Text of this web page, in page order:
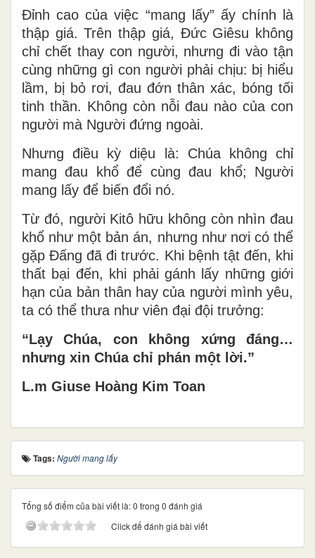
Đỉnh cao của việc “mang lấy” ấy chính là
thập giá. Trên thập giá, Đức Giêsu không
chỉ chết thay con người, nhưng đi vào tận
cùng những gì con người phải chịu: bị hiểu
lầm, bị bỏ rơi, đau đớn thân xác, bóng tối
tinh thần. Không còn nỗi đau nào của con
người mà Người đứng ngoài.
Nhưng điều kỳ diệu là: Chúa không chỉ
mang đau khổ để cùng đau khổ; Người
mang lấy để biến đổi nó.
Từ đó, người Kitô hữu không còn nhìn đau
khổ như một bản án, nhưng như nơi có thể
gặp Đấng đã đi trước. Khi bệnh tật đến, khi
thất bại đến, khi phải gánh lấy những giới
hạn của bản thân hay của người mình yêu,
ta có thể thưa như viên đại đội trưởng:
“Lạy Chúa, con không xứng đáng…
nhưng xin Chúa chỉ phán một lời.”
L.m Giuse Hoàng Kim Toan
Tags: Người mang lấy
Tổng số điểm của bài viết là: 0 trong 0 đánh giá
Click để đánh giá bài viết